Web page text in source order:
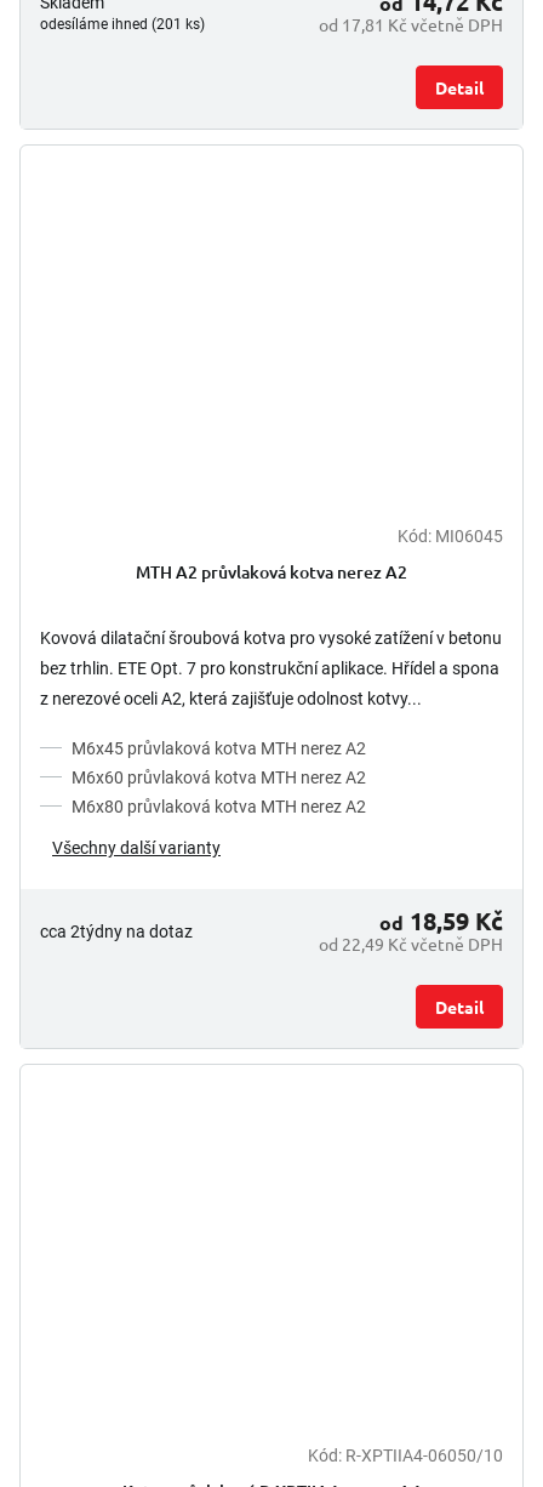
odesíláme ihned (201 ks) od 17,81 Kč včetně DPH
Detail
Kód: MI06045
MTH A2 průvlaková kotva nerez A2
Kovová dilatační šroubová kotva pro vysoké zatížení v betonu
bez trhlin. ETE Opt. 7 pro konstrukční aplikace. Hřídel a spona
z nerezové oceli A2, která zajišťuje odolnost kotvy...
M6x45 průvlaková kotva MTH nerez A2
M6x60 průvlaková kotva MTH nerez A2
M6x80 průvlaková kotva MTH nerez A2
Všechny další varianty
cca 2týdny na dotaz
od 22,49 Kč včetně DPH
od 18,59 Kč
Detail
Kód: R-XPTIIA4-06050/10